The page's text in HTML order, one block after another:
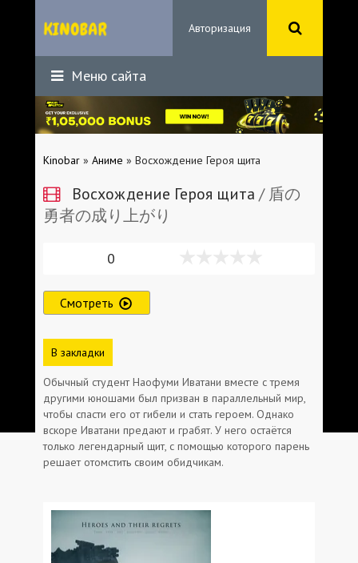
Авторизация
Меню сайта
Kinobar » Аниме » Восхождение Героя щита
Восхождение Героя щита / 盾の
勇者の成り上がり
0
Смотреть
В закладки
Обычный студент Наофуми Иватани вместе с тремя
другими юношами был призван в параллельный мир,
чтобы спасти его от гибели и стать героем. Однако
вскоре Иватани предают и грабят. У него остаётся
только легендарный щит, с помощью которого парень
решает отомстить своим обидчикам.